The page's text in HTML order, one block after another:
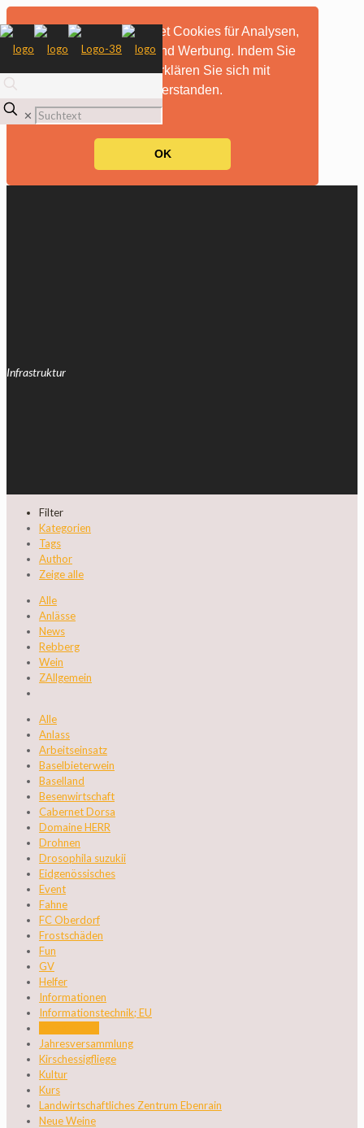
Diese Website verwendet Cookies für Analysen,
personalisierte Inhalte und Werbung. Indem Sie
diese Website nutzen, erklären Sie sich mit
dieser Verwendung einverstanden.
mehr Informationen
OK
✕
Infrastruktur
Filter
Kategorien
Tags
Author
Zeige alle
Alle
Anlässe
News
Rebberg
Wein
ZAllgemein
Alle
Anlass
Arbeitseinsatz
Baselbieterwein
Baselland
Besenwirtschaft
Cabernet Dorsa
Domaine HERR
Drohnen
Drosophila suzukii
Eidgenössisches
Event
Fahne
FC Oberdorf
Frostschäden
Fun
GV
Helfer
Informationen
Informationstechnik; EU
Jahresversammlung
Kirschessigfliege
Kultur
Kurs
Landwirtschaftliches Zentrum Ebenrain
Neue Weine